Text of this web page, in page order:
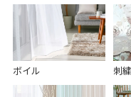
ボイル 刺繍